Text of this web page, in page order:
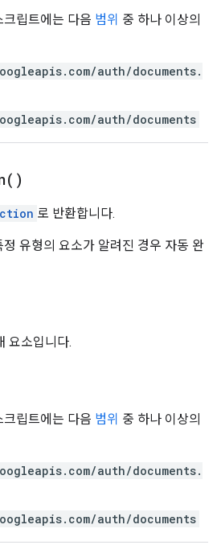
립트에는 다음 범위 중 하나 이상의
auth/documents.
auth/documents
)
로 반환합니다.
유형의 요소가 알려진 경우 자동 완
요소입니다.
립트에는 다음 범위 중 하나 이상의
auth/documents.
auth/documents